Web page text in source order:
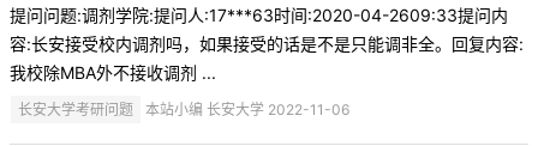
提问问题:调剂学院:提问人:17***63时间:2020-04-2609:33提问内
容:长安接受校内调剂吗，如果接受的话是不是只能调非全。回复内容:
我校除MBA外不接收调剂 ...
长安大学考研问题 本站小编 长安大学 2022-11-06